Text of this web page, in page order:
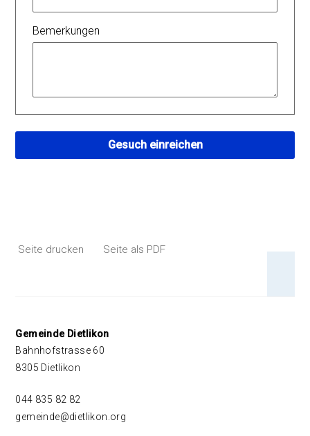
Bemerkungen
Gesuch einreichen
Seite drucken Seite als PDF
Footer
Gemeinde Dietlikon
Bahnhofstrasse 60
8305 Dietlikon
044 835 82 82
gemeinde@dietlikon.org